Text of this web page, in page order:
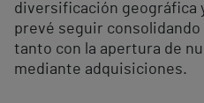
diversificación geográfica
prevé seguir consolidando
tanto con la apertura de
mediante adquisiciones.